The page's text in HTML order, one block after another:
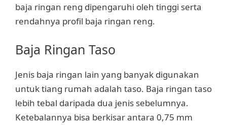
baja ringan reng dipengaruhi oleh tinggi serta
rendahnya profil baja ringan reng.
Baja Ringan Taso
Jenis baja ringan lain yang banyak digunakan
untuk tiang rumah adalah taso. Baja ringan taso
lebih tebal daripada dua jenis sebelumnya.
Ketebalannya bisa berkisar antara 0,75 mm